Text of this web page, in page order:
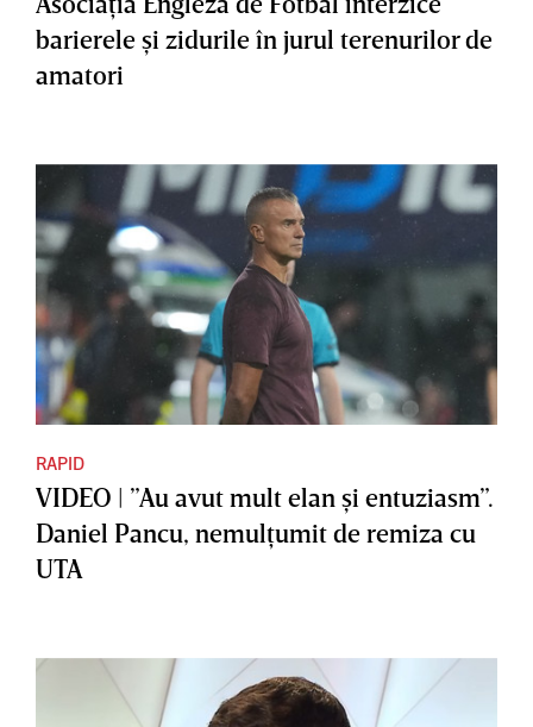
barierele şi zidurile în jurul terenurilor de
amatori
RAPID
VIDEO | ”Au avut mult elan şi entuziasm”.
Daniel Pancu, nemulţumit de remiza cu
UTA